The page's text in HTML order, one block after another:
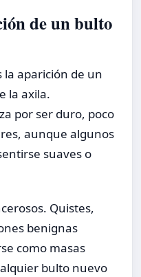
de un bulto
la aparición de un
la axila.
por ser duro, poco
aunque algunos
suaves o
Quistes,
benignas
como masas
bulto nuevo